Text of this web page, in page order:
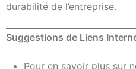
durabilité de l’entreprise.
Suggestions de Liens
Pour en savoir plus sur